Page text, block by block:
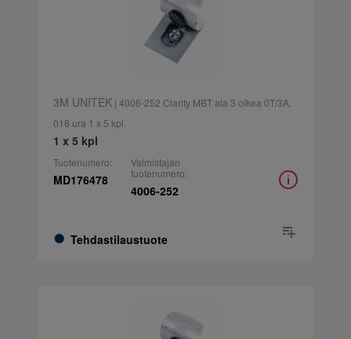
3M UNITEK| 4006-252 Clarity MBT ala 3 oikea 0T/3A,
018 ura 1 x 5 kpl
1 x 5 kpl
Tuotenumero:
MD176478
Tehdastilaustuote
Valmistajan
tuotenumero:
4006-252